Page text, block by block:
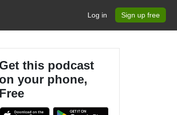
Log in Sign up free
Get this podcast
on your phone,
Free